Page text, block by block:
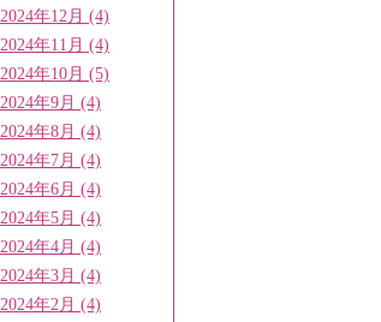
2024年12月 (4)
2024年11月 (4)
2024年10月 (5)
2024年9月 (4)
2024年8月 (4)
2024年7月 (4)
2024年6月 (4)
2024年5月 (4)
2024年4月 (4)
2024年3月 (4)
2024年2月 (4)